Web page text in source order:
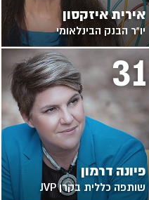
אירית איזקסון
יו"ר הבנק הבינלאומי
31
פיונה דרמון
שותפה כללית בקרן JVP